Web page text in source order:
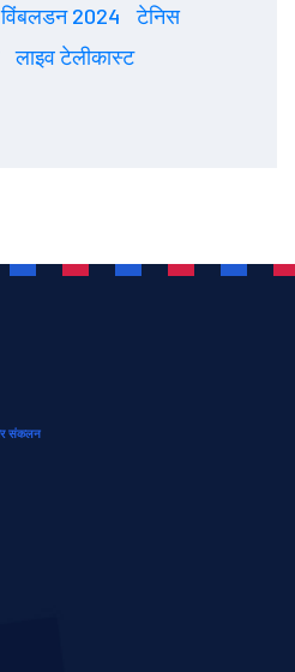
विंबलडन 2024
टेनिस
लाइव टेलीकास्ट